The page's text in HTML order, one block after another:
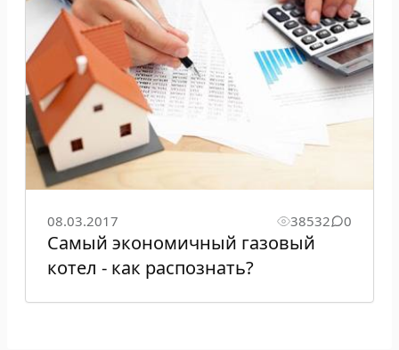
08.03.2017 38532 0
Самый экономичный газовый
котел - как распознать?